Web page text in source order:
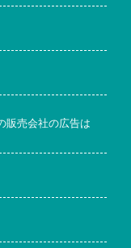
販売会社の広告は